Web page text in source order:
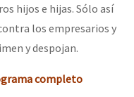
hijos e hijas. Sólo así
los empresarios y
y despojan.
completo